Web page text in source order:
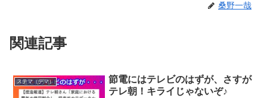
桑野一哉
関連記事
ステマ（デマ）
節電にはテレビのはずが、さすが
テレ朝！キライじゃないぞ♪